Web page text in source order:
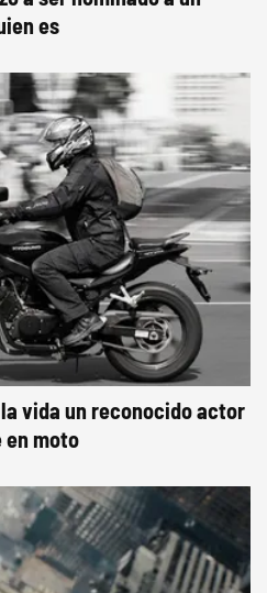
es
vida un reconocido actor
moto